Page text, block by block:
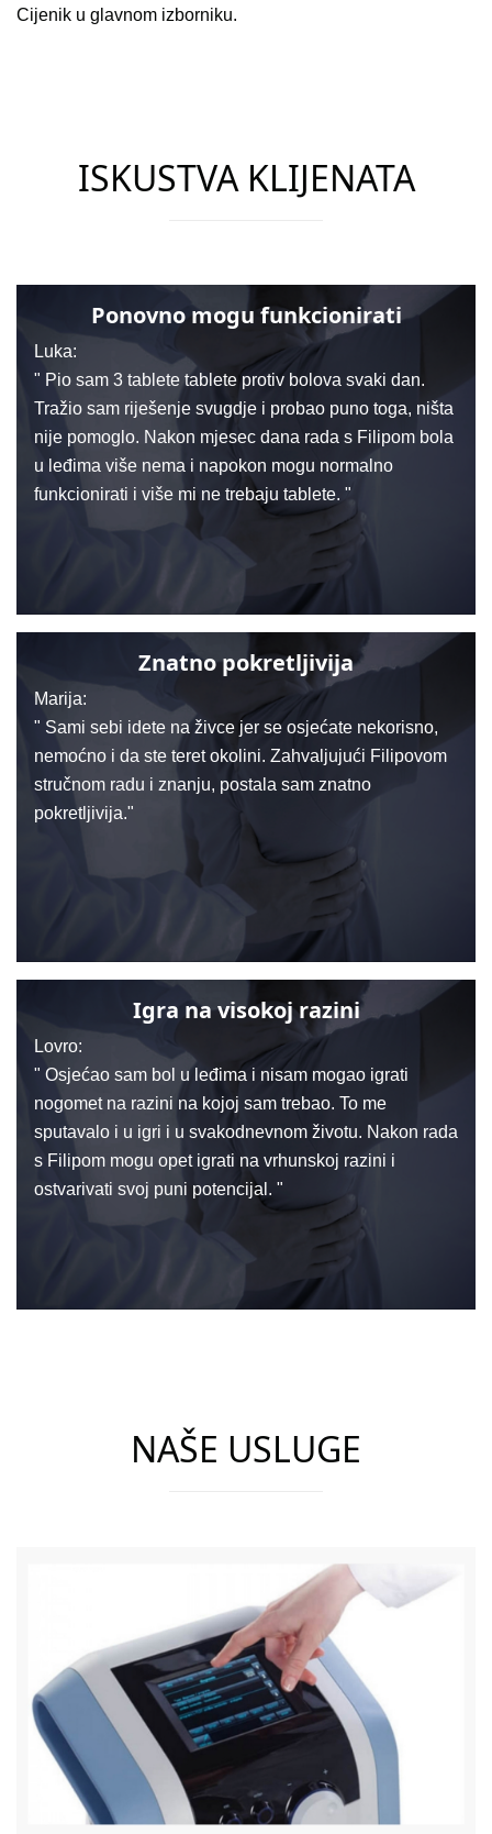
NAŠE USLUGE
Cijenik u glavnom izborniku.
ISKUSTVA KLIJENATA
Ponovno mogu funkcionirati
Luka:
" Pio sam 3 tablete tablete protiv bolova svaki dan.
Tražio sam riješenje svugdje i probao puno toga, ništa
nije pomoglo. Nakon mjesec dana rada s Filipom bola
u leđima više nema i napokon mogu normalno
funkcionirati i više mi ne trebaju tablete. "
Znatno pokretljivija
Marija:
" Sami sebi idete na živce jer se osjećate nekorisno,
nemoćno i da ste teret okolini. Zahvaljujući Filipovom
stručnom radu i znanju, postala sam znatno
pokretljivija."
Igra na visokoj razini
Lovro:
" Osjećao sam bol u leđima i nisam mogao igrati
nogomet na razini na kojoj sam trebao. To me
sputavalo i u igri i u svakodnevnom životu. Nakon rada
s Filipom mogu opet igrati na vrhunskoj razini i
ostvarivati svoj puni potencijal. "